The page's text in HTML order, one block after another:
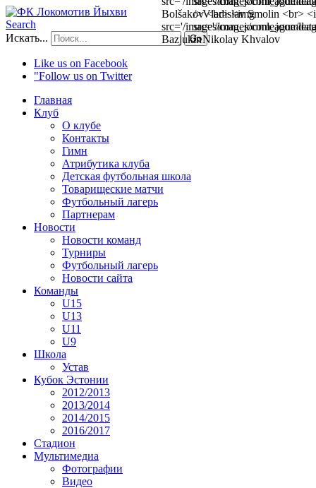
Search
Искать...
Go
Like us on Facebook
"Follow us on Twitter
Главная
Клуб
О клубе
Контакты
Гимн
Атрибутика клуба
Детская футбольная школа
Товарищеские матчи
Футбольный лагерь
Партнерам
Новости
Новости команд
Турниры
Футбольный лагерь
Новости сайта
Команды
U15
U13
U11
U9
Школа
Устав
Кубок Эстонии
2012/2013
2013/2014
2014/2015
2016/2017
Стадион
Мультимедиа
Фотографии
Видео